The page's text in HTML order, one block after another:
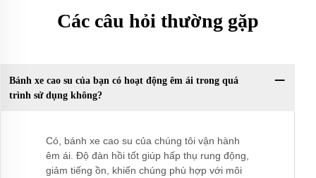
Các câu hỏi thường gặp
Bánh xe cao su của bạn có hoạt động êm ái trong quá
trình sử dụng không?
Có, bánh xe cao su của chúng tôi vận hành
êm ái. Độ đàn hồi tốt giúp hấp thụ rung động,
giảm tiếng ồn, khiến chúng phù hợp với môi